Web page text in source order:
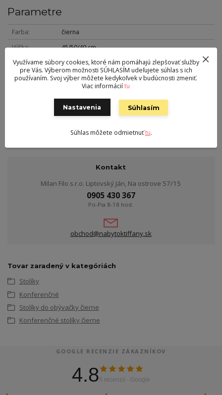
Parametre
Farba
čierna
Výška
45/50/40 cm
Šírka
50/50/80 cm
Hĺbka
50/50/80 cm
kov
Kontakt
Milan Filo s.r.o. Liptovský Ján, Na ostrove 57/15
0905 430 367
Po-Pia 8-18 hod.
obchod@nabytoktiffany.sk
Tovar zaradený v kategóriách
Stolíky
Konferenčné
Stolíky do obývačky čierne
Konferenčné stolíky čierne
GOOGLE RECENZIE ZÁKAZNÍKOV
4.85 recenzií · Google
Využívame súbory cookies, ktoré nám pomáhajú zlepšovať služby
pre Vás. Výberom možnosti SÚHLASÍM udeľujete súhlas s ich
používaním. Svoj výber môžete kedykoľvek v budúcnosti zmeniť.
Viac informáciítu
Nastavenia Súhlasím
Súhlas môžete odmietnuťtu.